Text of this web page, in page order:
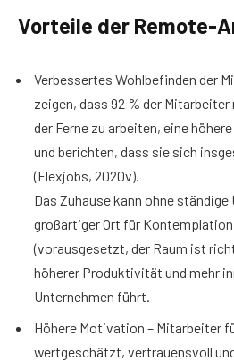
Vorteile der Remote-
Verbessertes Wohlbefinden der
zeigen, dass 92 % der
der Ferne zu arbeiten, eine
und berichten, dass sie sich
(Flexjobs, 2020v).
Das Zuhause kann ohne ständige
großartiger Ort für
(vorausgesetzt, der Raum ist
höherer Produktivität und mehr
Unternehmen führt.
Höhere Motivation – Mitarbeiter
wertgeschätzt, vertrauensvoll